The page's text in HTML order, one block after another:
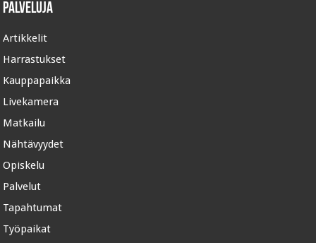
Palveluja
Artikkelit
Harrastukset
Kauppapaikka
Livekamera
Matkailu
Nähtävyydet
Opiskelu
Palvelut
Tapahtumat
Työpaikat